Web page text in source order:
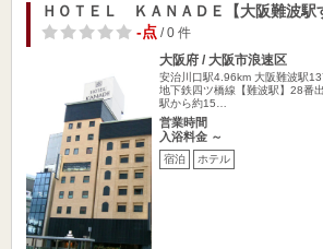
ＨＯＴＥＬ ＫＡＮＡＤＥ【大阪難波駅
-点/ 0 件
大阪府 / 大阪市浪速区
安治川口駅4.96km 大阪難波駅
地下鉄四ツ橋線【難波駅】28番
駅から約15…
営業時間
入浴料金 ～
宿泊 ホテル